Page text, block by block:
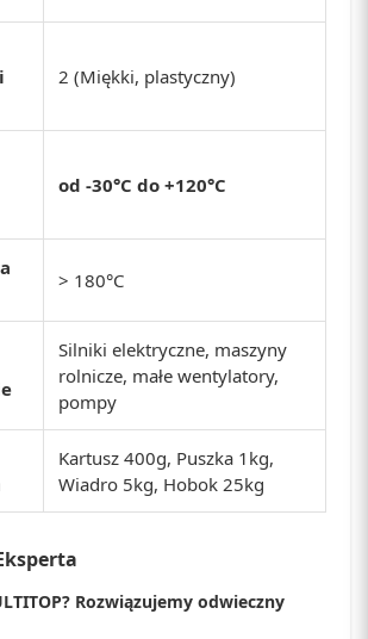
2 (Miękki, plastyczny)
od -30°C do +120°C
> 180°C
Silniki elektryczne, maszyny
rolnicze, małe wentylatory,
pompy
Kartusz 400g, Puszka 1kg,
Wiadro 5kg, Hobok 25kg
Rozwiązujemy odwieczny